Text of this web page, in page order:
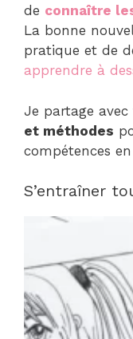
de connaître
La bonne
pratique et de
apprendre à
Je partage avec
et méthodes
compétences
S’entraîner